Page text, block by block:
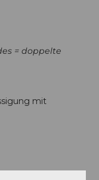
= doppelte
mit